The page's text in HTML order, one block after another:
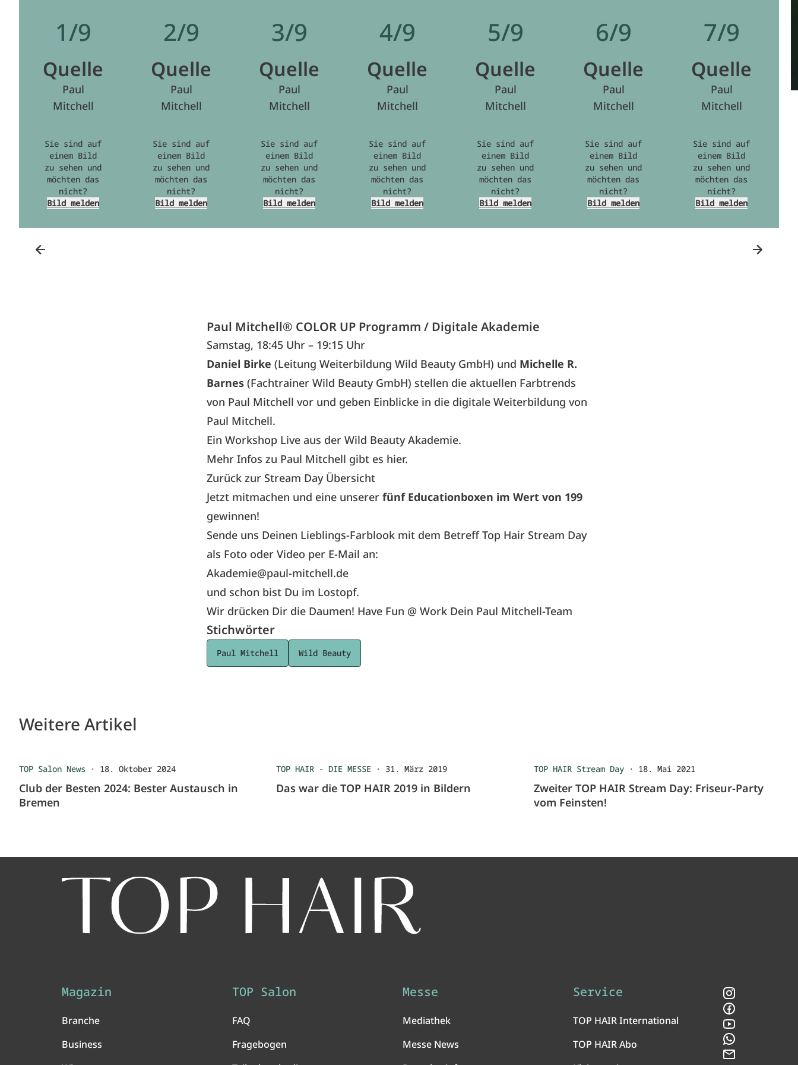
1/9
Quelle
Paul
Mitchell
Sie sind auf
einem Bild
zu sehen und
möchten das
nicht?
Bild melden
2/9
Quelle
Paul
Mitchell
Sie sind auf
einem Bild
zu sehen und
möchten das
nicht?
Bild melden
3/9
Quelle
Paul
Mitchell
Sie sind auf
einem Bild
zu sehen und
möchten das
nicht?
Bild melden
4/9
Quelle
Paul
Mitchell
Sie sind auf
einem Bild
zu sehen und
möchten das
nicht?
Bild melden
5/9
Quelle
Paul
Mitchell
Sie sind auf
einem Bild
zu sehen und
möchten das
nicht?
Bild melden
6/9
Quelle
Paul
Mitchell
Sie sind auf
einem Bild
zu sehen und
möchten das
nicht?
Bild melden
7/9
Quelle
Paul
Mitchell
Sie sind auf
einem Bild
zu sehen und
möchten das
nicht?
Bild melden
Paul Mitchell® COLOR UP Programm / Digitale Akademie
Samstag, 18:45 Uhr – 19:15 Uhr
Daniel Birke (Leitung Weiterbildung Wild Beauty GmbH) und Michelle R.
Barnes (Fachtrainer Wild Beauty GmbH) stellen die aktuellen Farbtrends
von Paul Mitchell vor und geben Einblicke in die digitale Weiterbildung von
Paul Mitchell.
Ein Workshop Live aus der Wild Beauty Akademie.
Mehr Infos zu Paul Mitchell gibt es hier.
Zurück zur Stream Day Übersicht
Jetzt mitmachen und eine unserer fünf Educationboxen im Wert von 199
gewinnen!
Sende uns Deinen Lieblings-Farblook mit dem Betreff Top Hair Stream Day
als Foto oder Video per E-Mail an:
Akademie@paul-mitchell.de
und schon bist Du im Lostopf.
Wir drücken Dir die Daumen! Have Fun @ Work Dein Paul Mitchell-Team
Stichwörter
Paul Mitchell Wild Beauty
Weitere Artikel
TOP Salon News · 18. Oktober 2024
Club der Besten 2024: Bester Austausch in
Bremen
TOP HAIR - DIE MESSE · 31. März 2019
Das war die TOP HAIR 2019 in Bildern
TOP HAIR Stream Day· 18. Mai 2021
Zweiter TOP HAIR Stream Day: Friseur-Party
vom Feinsten!
Magazin
Branche
Business
TOP Salon
FAQ
Fragebogen
Messe
Mediathek
Messe News
Service
TOP HAIR International
TOP HAIR Abo